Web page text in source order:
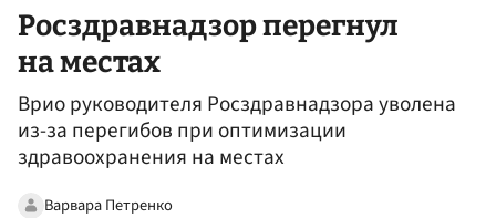
Росздравнадзор перегнул
на местах
Врио руководителя Росздравнадзора уволена
из-за перегибов при оптимизации
здравоохранения на местах
Варвара Петренко